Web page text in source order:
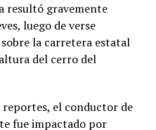
resultó gravemente
luego de verse
la carretera estatal
del cerro del
el conductor de
fue impactado por